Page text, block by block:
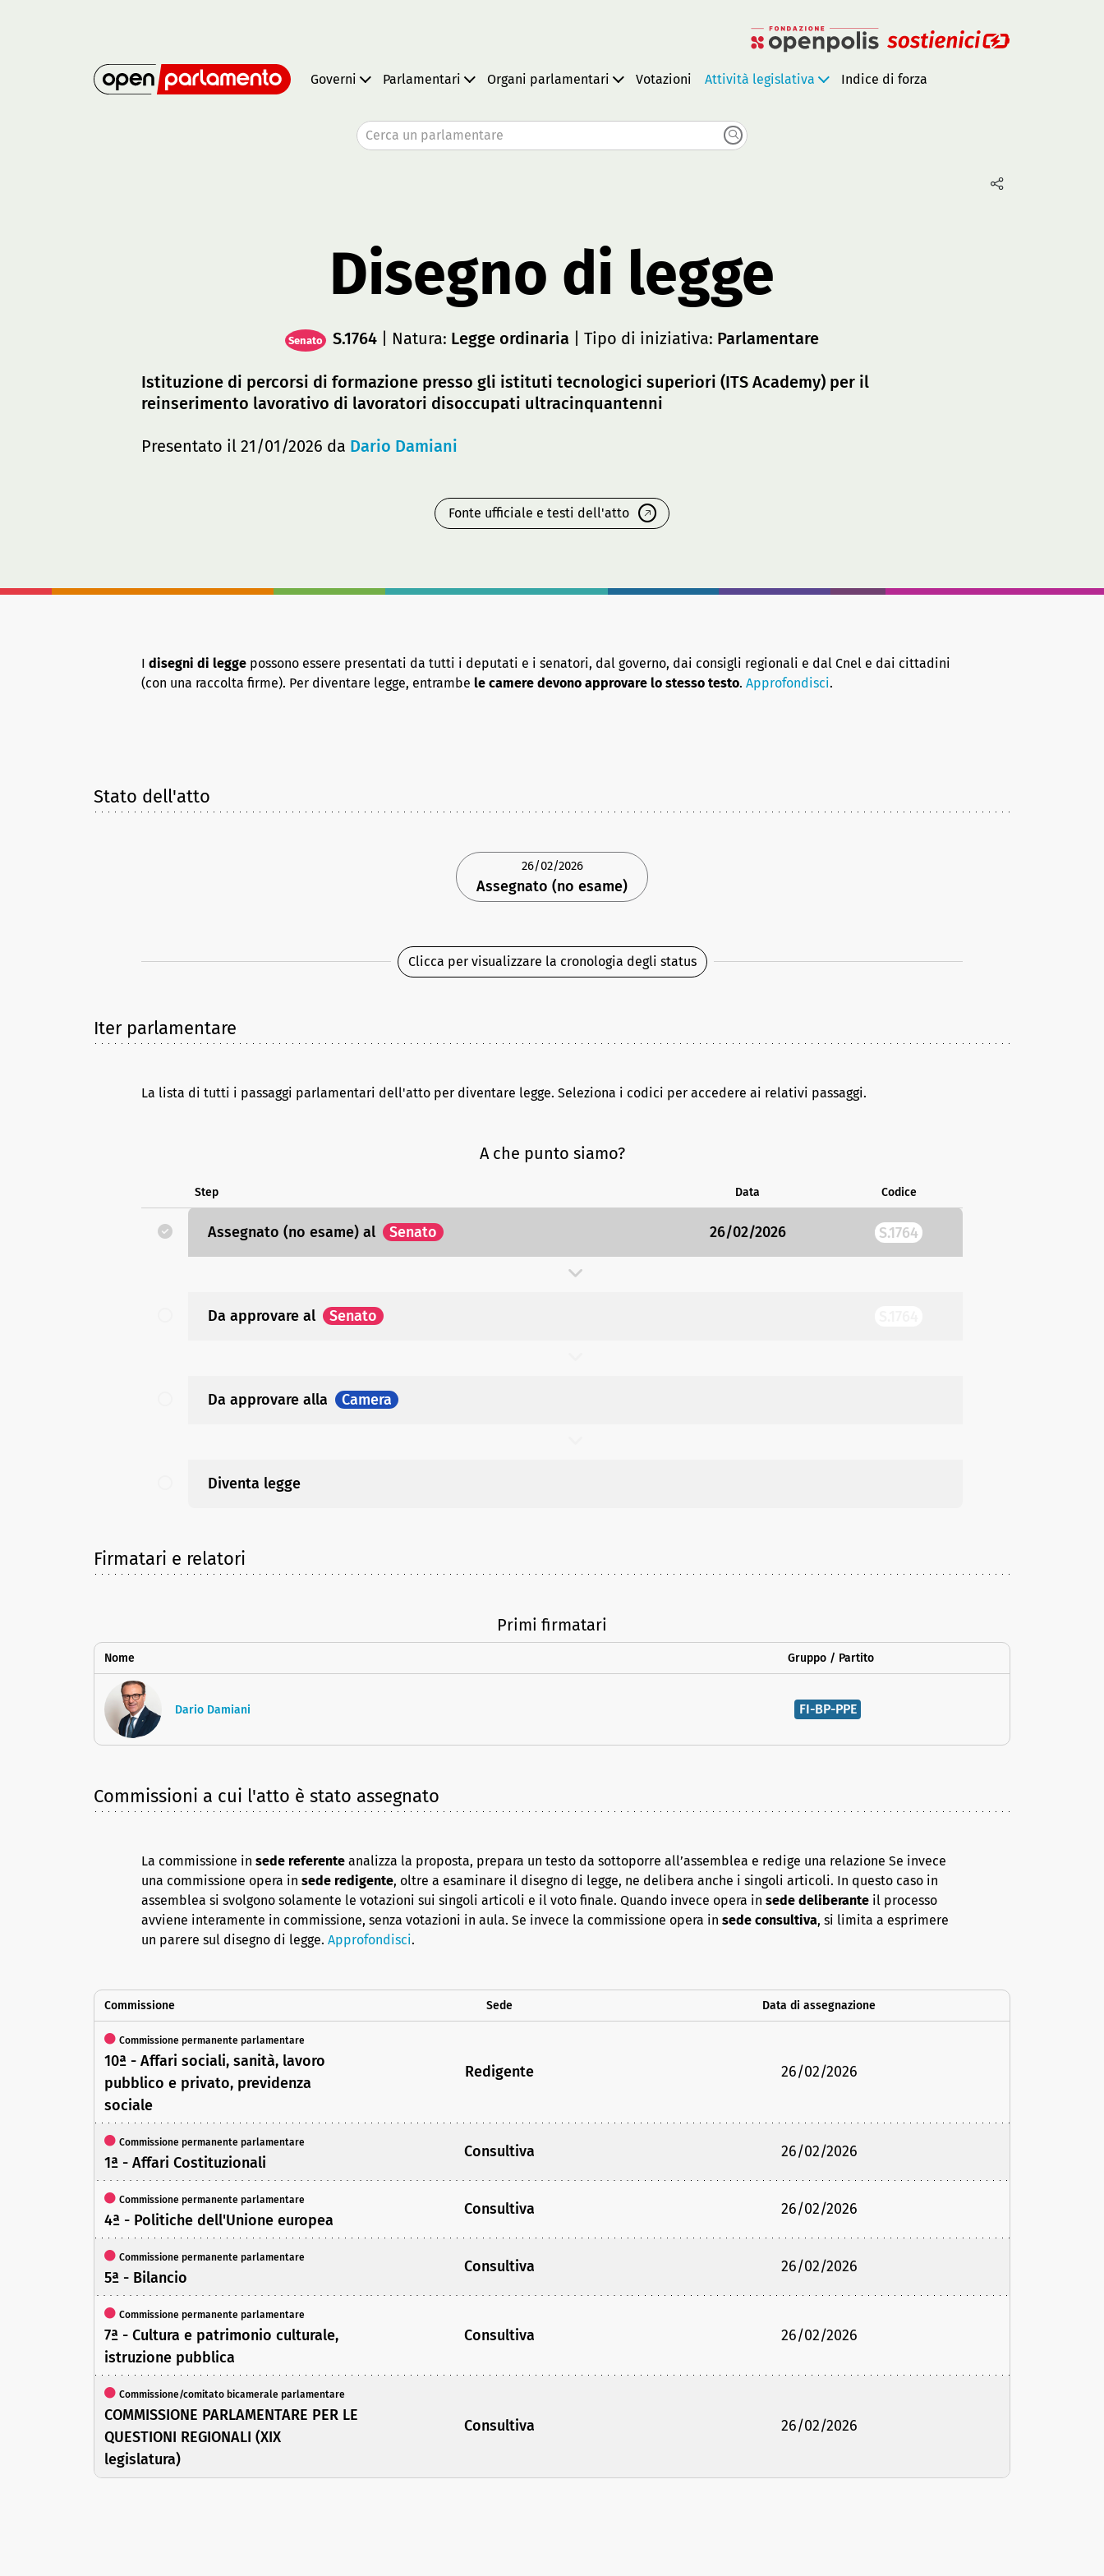
Governi Parlamentari Organi parlamentari Votazioni Attività legislativa Indice di forza
Cerca un parlamentare
Disegno di legge
Senato S.1764 | Natura: Legge ordinaria | Tipo di iniziativa: Parlamentare
Istituzione di percorsi di formazione presso gli istituti tecnologici superiori (ITS Academy) per il
reinserimento lavorativo di lavoratori disoccupati ultracinquantenni
Presentato il 21/01/2026 da Dario Damiani
Fonte ufficiale e testi dell'atto
I disegni di legge possono essere presentati da tutti i deputati e i senatori, dal governo, dai consigli regionali e dal Cnel e dai cittadini
(con una raccolta firme). Per diventare legge, entrambe le camere devono approvare lo stesso testo. Approfondisci.
Stato dell'atto
26/02/2026
Assegnato (no esame)
Clicca per visualizzare la cronologia degli status
Iter parlamentare
La lista di tutti i passaggi parlamentari dell'atto per diventare legge. Seleziona i codici per accedere ai relativi passaggi.
A che punto siamo?
Step Data Codice
Assegnato (no esame) al Senato 26/02/2026 S.1764
Da approvare al Senato
Da approvare alla Camera
Diventa legge
Firmatari e relatori
Primi firmatari
Nome Gruppo / Partito
Dario Damiani FI-BP-PPE
Commissioni a cui l'atto è stato assegnato
La commissione in sede referente analizza la proposta, prepara un testo da sottoporre all’assemblea e redige una relazione Se invece
una commissione opera in sede redigente, oltre a esaminare il disegno di legge, ne delibera anche i singoli articoli. In questo caso in
assemblea si svolgono solamente le votazioni sui singoli articoli e il voto finale. Quando invece opera in sede deliberante il processo
avviene interamente in commissione, senza votazioni in aula. Se invece la commissione opera in sede consultiva, si limita a esprimere
un parere sul disegno di legge. Approfondisci.
Commissione Sede Data di assegnazione
Commissione permanente parlamentare
10ª - Affari sociali, sanità, lavoro
pubblico e privato, previdenza
sociale
Redigente 26/02/2026
Commissione permanente parlamentare
1ª - Affari Costituzionali
Consultiva 26/02/2026
Commissione permanente parlamentare
4ª - Politiche dell'Unione europea
Consultiva 26/02/2026
Commissione permanente parlamentare
5ª - Bilancio
Consultiva 26/02/2026
Commissione permanente parlamentare
7ª - Cultura e patrimonio culturale,
istruzione pubblica
Consultiva 26/02/2026
Commissione/comitato bicamerale parlamentare
COMMISSIONE PARLAMENTARE PER LE
QUESTIONI REGIONALI (XIX
legislatura)
Consultiva 26/02/2026